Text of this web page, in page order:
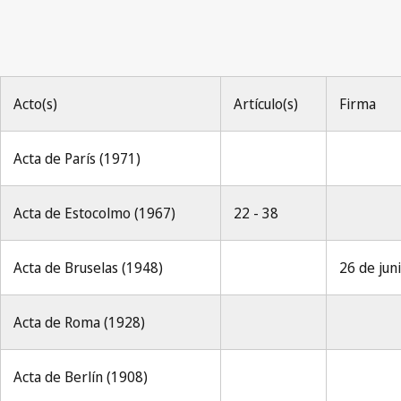
Acto(s) Artículo(s) Firma
Acta de París (1971)
Acta de Estocolmo (1967) 22 - 38
Acta de Bruselas (1948) 26 de
Acta de Roma (1928)
Acta de Berlín (1908)